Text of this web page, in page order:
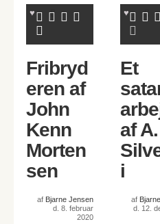
Fribryd
eren af
John
Kenn
Morten
sen
af Bjarne Jensen
d. 8. februar
2020
Et
af A.
i
af
d. 12.